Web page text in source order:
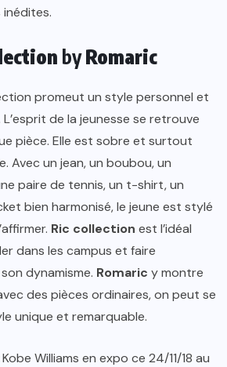
byRomaric
promeut un style personnel et
de la jeunesse se retrouve
pièce. Elle est sobre et surtout
Avec un jean, un boubou, un
paire de tennis, un t-shirt, un
bien harmonisé, le jeune est stylé
Ric collection est l’idéal
dans les campus et faire
dynamisme. Romaric y montre
des pièces ordinaires, on peut se
unique et remarquable.
Kobe Williams en expo ce 24/11/18 au